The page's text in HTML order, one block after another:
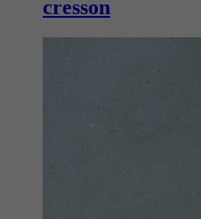
cresson